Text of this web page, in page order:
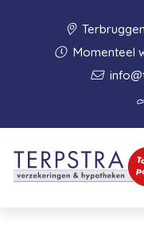
Momenteel